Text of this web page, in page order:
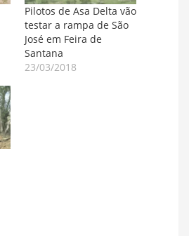
Pilotos de Asa Delta vão
testar a rampa de São
José em Feira de
Santana
23/03/2018